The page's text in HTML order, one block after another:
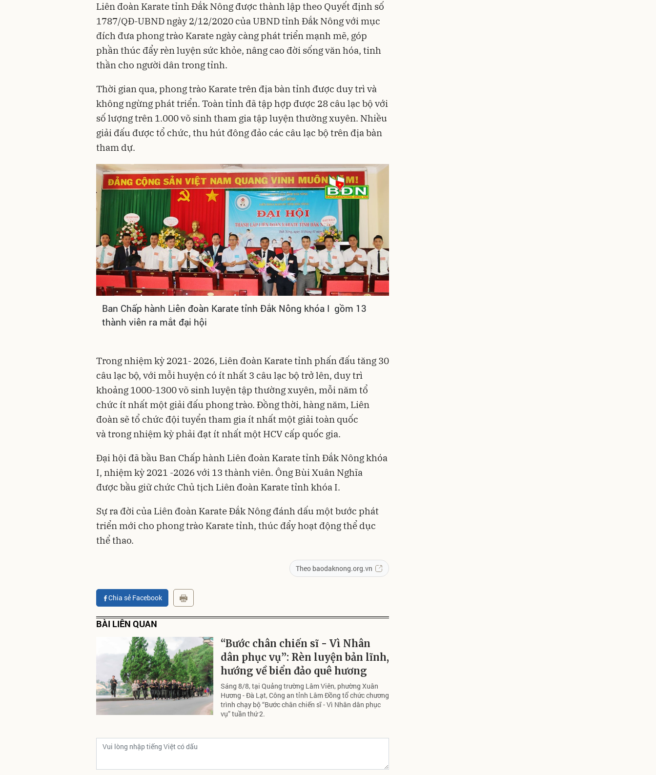
Liên đoàn Karate tỉnh Đắk Nông được thành lập theo Quyết định số
1787/QĐ-UBND ngày 2/12/2020 của UBND tỉnh Đắk Nông với mục
đích đưa phong trào Karate ngày càng phát triển mạnh mẽ, góp
phần thúc đẩy rèn luyện sức khỏe, nâng cao đời sống văn hóa, tinh
thần cho người dân trong tỉnh.
Thời gian qua, phong trào Karate trên địa bàn tỉnh được duy trì và
không ngừng phát triển. Toàn tỉnh đã tập hợp được 28 câu lạc bộ với
số lượng trên 1.000 võ sinh tham gia tập luyện thường xuyên. Nhiều
giải đấu được tổ chức, thu hút đông đảo các câu lạc bộ trên địa bàn
tham dự.
Ban Chấp hành Liên đoàn Karate tỉnh Đắk Nông khóa I gồm 13
thành viên ra mắt đại hội
Trong nhiệm kỳ 2021- 2026, Liên đoàn Karate tỉnh phấn đấu tăng 30
câu lạc bộ, với mỗi huyện có ít nhất 3 câu lạc bộ trở lên, duy trì
khoảng 1000-1300 võ sinh luyện tập thường xuyên, mỗi năm tổ
chức ít nhất một giải đấu phong trào. Đồng thời, hàng năm, Liên
đoàn sẽ tổ chức đội tuyển tham gia ít nhất một giải toàn quốc
và trong nhiệm kỳ phải đạt ít nhất một HCV cấp quốc gia.
Đại hội đã bầu Ban Chấp hành Liên đoàn Karate tỉnh Đắk Nông khóa
I, nhiệm kỳ 2021 -2026 với 13 thành viên. Ông Bùi Xuân Nghĩa
được bầu giữ chức Chủ tịch Liên đoàn Karate tỉnh khóa I.
Sự ra đời của Liên đoàn Karate Đắk Nông đánh dấu một bước phát
triển mới cho phong trào Karate tỉnh, thúc đẩy hoạt động thể dục
thể thao.
Theo baodaknong.org.vn
Chia sẻ Facebook
BÀI LIÊN QUAN
“Bước chân chiến sĩ - Vì Nhân
dân phục vụ”: Rèn luyện bản lĩnh,
hướng về biển đảo quê hương
Sáng 8/8, tại Quảng trường Lâm Viên, phường Xuân
Hương - Đà Lạt, Công an tỉnh Lâm Đồng tổ chức chương
trình chạy bộ “Bước chân chiến sĩ - Vì Nhân dân phục
vụ” tuần thứ 2.